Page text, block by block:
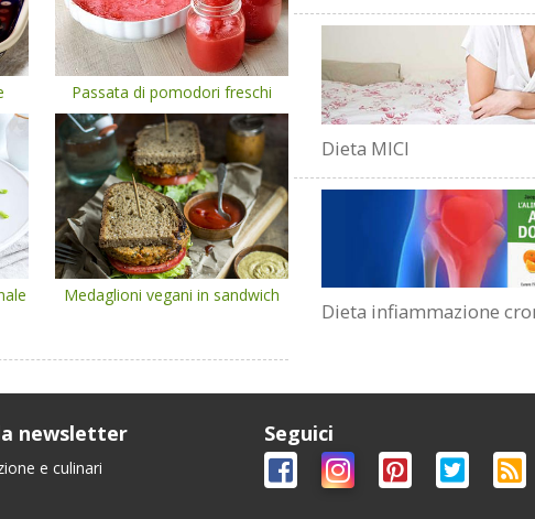
Passata di pomodori freschi
Medaglioni vegani in sandwich
Dieta MICI
Dieta infiammazione
newsletter
e culinari
Seguici